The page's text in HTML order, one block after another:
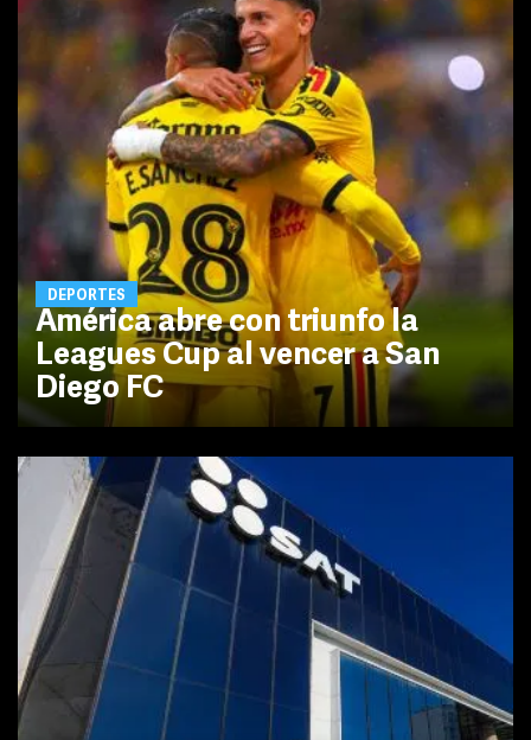
DEPORTES
América abre con triunfo la
Leagues Cup al vencer a San
Diego FC